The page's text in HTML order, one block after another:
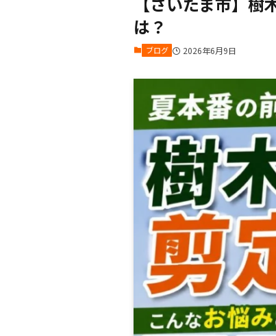
は？
ブログ 2026年6月9日